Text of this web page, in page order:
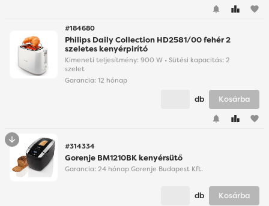
favorite
#184680
Philips Daily Collection HD2581/00 fehér 2
szeletes kenyérpirító
Kimeneti teljesítmény: 900 W • Sütési kapacitás: 2
szelet
Garancia: 12 hónap
favorite
db Kosárba
#314334
Gorenje BM1210BK kenyérsütő
Garancia: 24 hónap Gorenje Budapest Kft.
db Kosárba